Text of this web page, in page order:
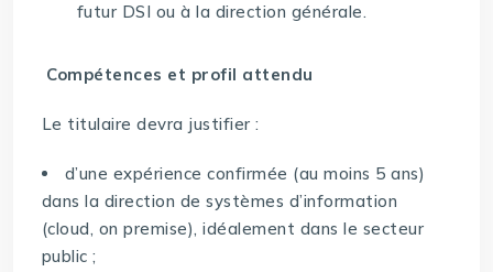
futur DSI ou à la direction générale.
Compétences et profil attendu
Le titulaire devra justifier :
d’une expérience confirmée (au moins 5 ans)
dans la direction de systèmes d’information
(cloud, on premise), idéalement dans le secteur
public ;